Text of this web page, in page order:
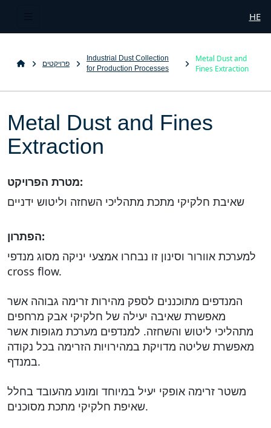
HE
פרויקטים
Industrial Dust Collection
for Production Processes
Metal Dust and
Fines Extraction
Metal Dust and Fines
Extraction
מטרת הפרויקט:
שאיבת חלקיקי מתכת מתהליכי השחזה וליטוש ידניים
הפתרון:
למערכת אוורור וסינון זו נבחרו אמצעי יניקה מסוג מנדפי
cross flow.
המנדפים מתוכננים לספק מהירות זרימה גבוהה אשר
מאפשרת שאיבה יעילה של חלקיקי אבק מרחפים
מתהליכי ליטוש והשחזה. למנדפים מערכת מגופות אשר
מאפשרת שליטה מדויקת במהירויות הזרימה בכל נקודה
במנדף.
משטר זרימה אופקי יעיל במיוחד ומונע מהעובד בחלל
שאיפת חלקיקי מתכת מסוכנים.